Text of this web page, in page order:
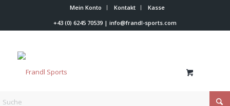
Mein Konto Kontakt
Kasse
+43 (0) 6245 70539| info@frandl-sports.com